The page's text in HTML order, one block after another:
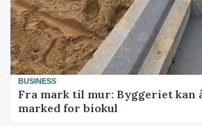
BUSINESS
Fra mark til mur: Byggeriet kan
marked for biokul